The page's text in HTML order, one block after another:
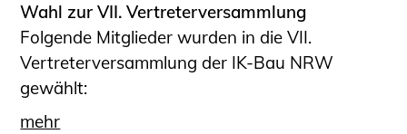
Wahl zur VII. Vertreterversammlung
Folgende Mitglieder wurden in die VII.
Vertreterversammlung der IK-Bau NRW
gewählt:
mehr